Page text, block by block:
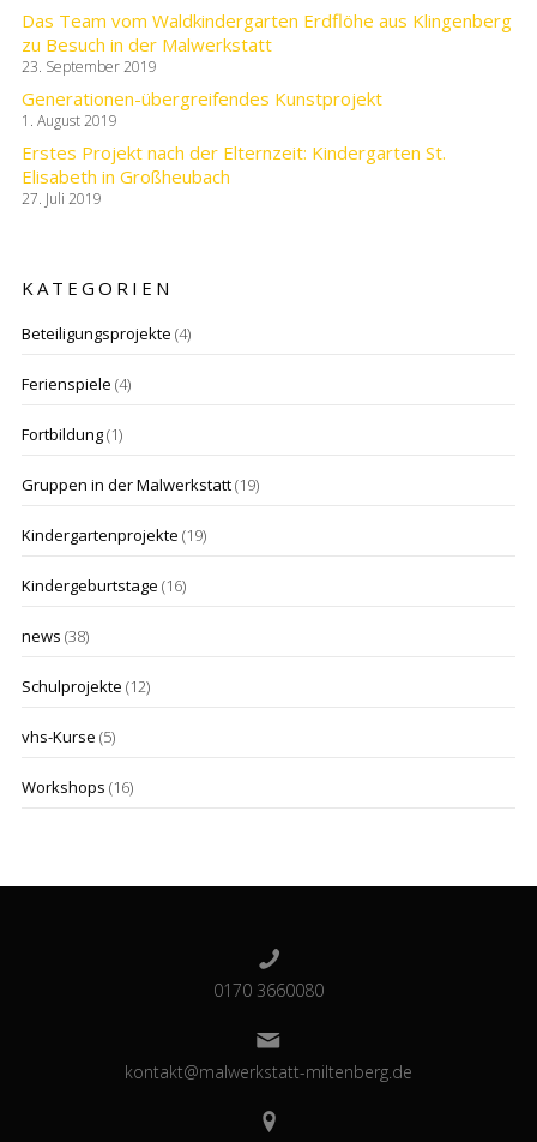
Das Team vom Waldkindergarten Erdflöhe aus Klingenberg
zu Besuch in der Malwerkstatt
23. September 2019
Generationen-übergreifendes Kunstprojekt
1. August 2019
Erstes Projekt nach der Elternzeit: Kindergarten St.
Elisabeth in Großheubach
27. Juli 2019
KATEGORIEN
Beteiligungsprojekte (4)
Ferienspiele (4)
Fortbildung(1)
Gruppen in der Malwerkstatt(19)
Kindergartenprojekte (19)
Kindergeburtstage (16)
news (38)
Schulprojekte (12)
vhs-Kurse (5)
Workshops (16)
0170 3660080
kontakt@malwerkstatt-miltenberg.de